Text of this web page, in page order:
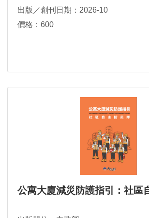
出版／創刊日期：2026-10
價格：600
公寓大廈減災防護指引：社區